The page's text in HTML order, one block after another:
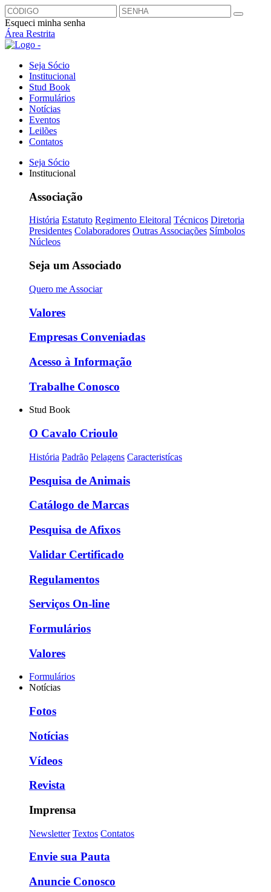
Esqueci minha senha
Área Restrita
Seja Sócio
Institucional
Stud Book
Formulários
Notícias
Eventos
Leilões
Contatos
Seja Sócio
Institucional
Associação
História Estatuto Regimento Eleitoral Técnicos Diretoria
Presidentes Colaboradores Outras Associações Símbolos
Núcleos
Seja um Associado
Quero me Associar
Valores
Empresas Conveniadas
Acesso à Informação
Trabalhe Conosco
Stud Book
O Cavalo Crioulo
História Padrão Pelagens Caracteristícas
Pesquisa de Animais
Catálogo de Marcas
Pesquisa de Afixos
Validar Certificado
Regulamentos
Serviços On-line
Formulários
Valores
Formulários
Notícias
Fotos
Notícias
Vídeos
Revista
Imprensa
Newsletter Textos Contatos
Envie sua Pauta
Anuncie Conosco